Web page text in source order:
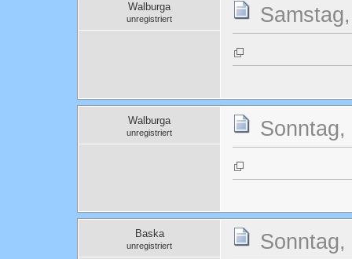
Walburga
unregistriert
Walburga
unregistriert
Baska
unregistriert